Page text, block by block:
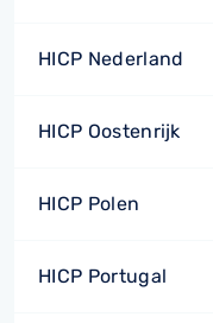
HICP Nederland
HICP Oostenrijk
HICP Polen
HICP Portugal